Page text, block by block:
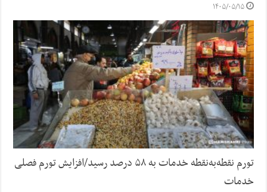
۱۴۰۵/۰۵/۱۵
تورم نقطه‌به‌نقطه خدمات به ۵۸ درصد رسید/افزایش تورم فصلی
خدمات